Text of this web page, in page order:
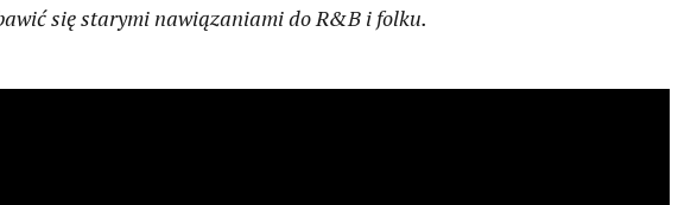
się starymi nawiązaniami do R&B i folku.